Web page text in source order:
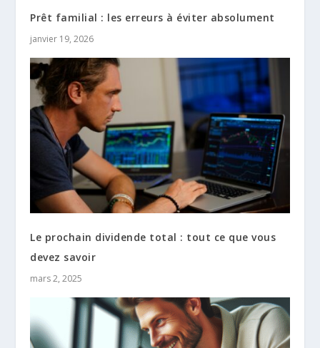
Prêt familial : les erreurs à éviter absolument
janvier 19, 2026
Le prochain dividende total : tout ce que vous
devez savoir
mars 2, 2025